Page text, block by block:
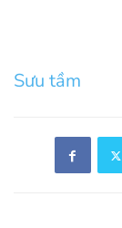
Sưu tầm